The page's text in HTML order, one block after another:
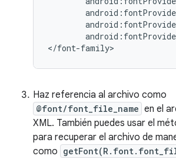
</font-family>
Haz referencia al archivo como
@font/font_file_name en el
XML. También puedes usar el
para recuperar el archivo de
como